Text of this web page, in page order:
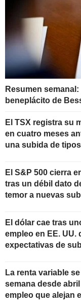
Resumen
beneplácito de
El TSX registra su
en cuatro meses
una subida de
El S&P 500 cierra
tras un débil dato
temor a nuevas
El dólar cae tras
empleo en EE. UU.
expectativas de
La renta variable
semana desde
empleo que alejan